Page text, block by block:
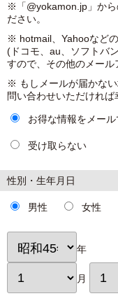
※「@yokamon.jp」から
ださい。
※ hotmail、Yahooなど
(ドコモ、au、ソフトバ
すので、その他のメール
※ もしメールが届かな
問い合わせいただければ
お得な情報をメー
受け取らない
性別・生年月日
男性 女性
年
月